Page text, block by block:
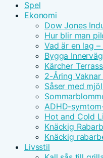
Spel
Ekonomi
Dow Jones
Hur blir man
Vad är en lag
Bygga
Kärcher
2-Åring
Såser med
ADHD-
Hot and Cold
Knäckig
Knäckig
Livsstil